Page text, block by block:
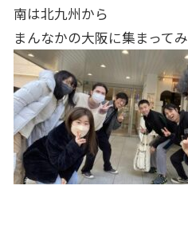
南は北九州から
まんなかの大阪に集まって